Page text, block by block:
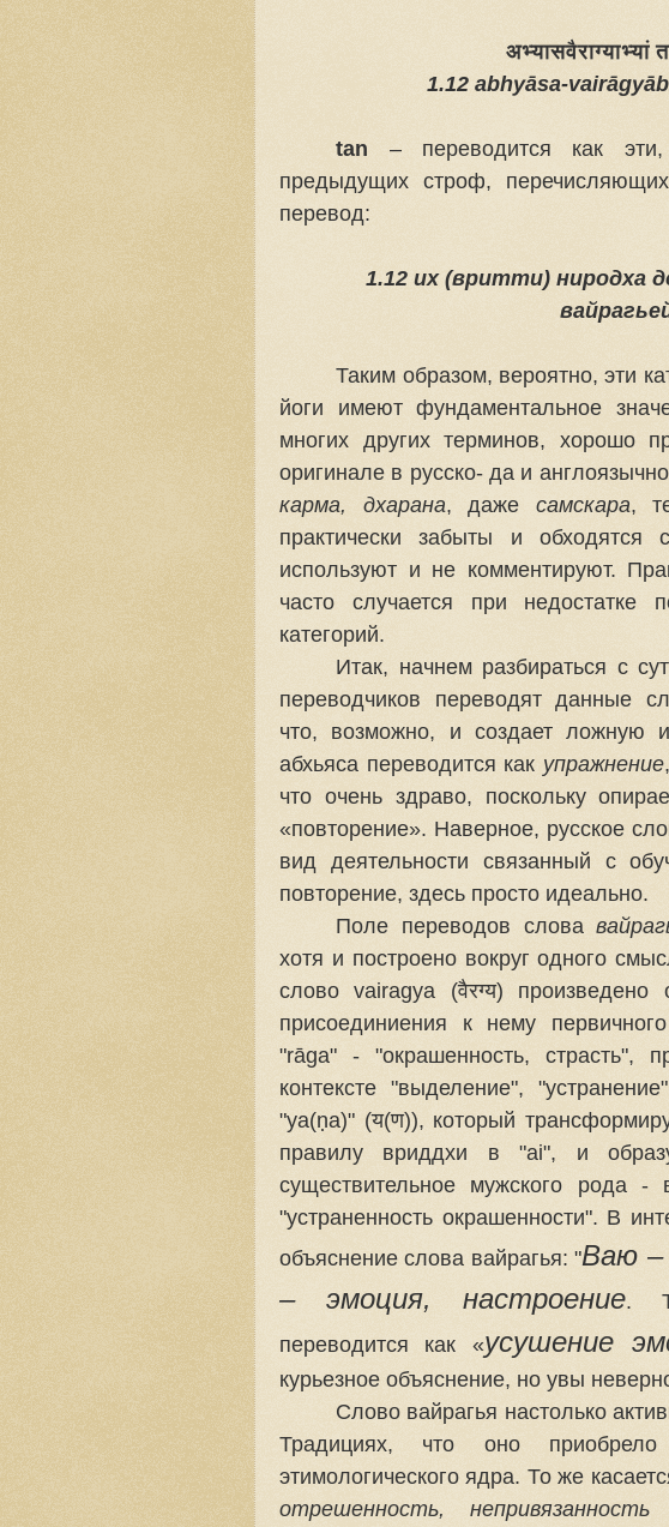
अभ्यासवैराग्याभ्यां
1.12 abhyāsa-
tan – переводится как
предыдущих строф,
перевод:
1.12 их (вритти) ниродха
Таким образом, вероятно, эти
йоги имеют фундаментальное
многих других терминов, хорошо
оригинале в русско- да и
карма, дхарана, даже самскара,
практически забыты и обходятся
используют и не комментируют.
часто случается при недостатке
категорий.
Итак, начнем разбираться с
переводчиков переводят данные
что, возможно, и создает ложную
абхьяса переводится как упражнение
что очень здраво, поскольку
«повторение». Наверное, русское
вид деятельности связанный с
повторение, здесь просто идеально.
Поле переводов слова
хотя и построено вокруг одного
слово vairagya (वैरग्य)
присоединиения к нему
"rāga" - "окрашенность, страсть",
контексте "выделение",
"ya(ṇa)" (य(ण)), который
правилу вриддхи в "ai", и
существительное мужского рода -
"устраненность окрашенности". В
объяснение слова вайрагья: "Ваю –
– эмоция, настроение.
переводится как «усушение
курьезное объяснение, но увы
Слово вайрагья настолько
Традициях, что оно
этимологического ядра. То же
отрешенность, непривязанность